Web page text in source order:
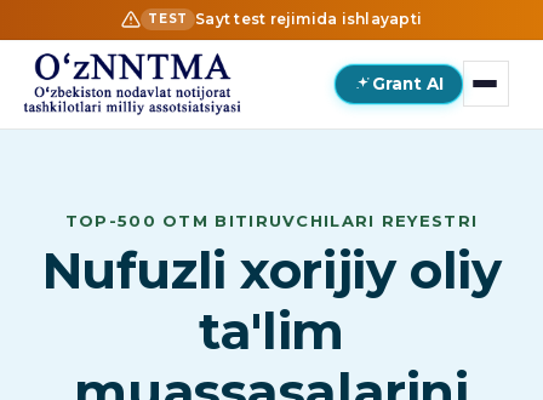
TEST Sayt test rejimida ishlayapti
Grant AI
TOP-500 OTM BITIRUVCHILARI REYESTRI
Nufuzli xorijiy oliy
ta'lim